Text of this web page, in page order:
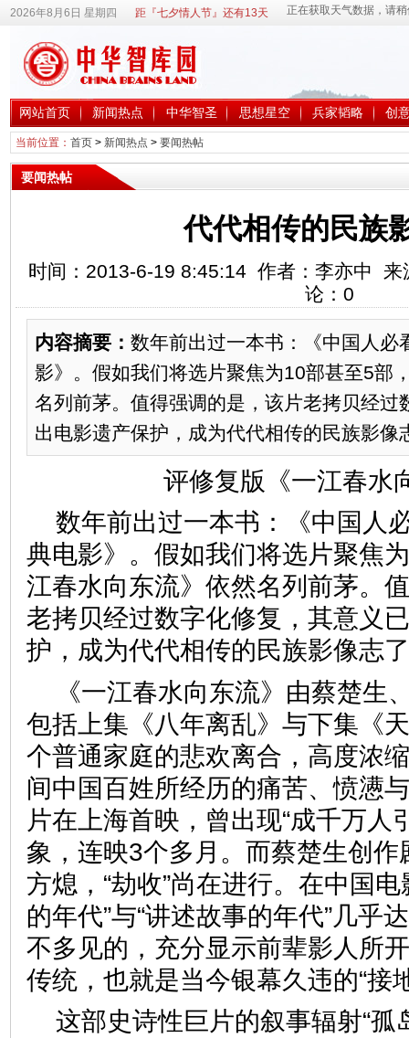
2026年8月6日 星期四 距『七夕情人节』还有13天
网站首页 新闻热点 中华智圣 思想星空 兵家韬略 创
当前位置： 首页> 新闻热点 > 要闻热帖
要闻热帖
代代相传的民族
时间：2013-6-19 8:45:14 作者：李亦中
论： 0
内容摘要： 数年前出过一本书：《中国人必
影》。假如我们将选片聚焦为10部甚至5部
名列前茅。值得强调的是，该片老拷贝经过
出电影遗产保护，成为代代相传的民族影像
评修复版《一江春水
数年前出过一本书：《中国人
典电影》。假如我们将选片聚焦
江春水向东流》依然名列前茅。
老拷贝经过数字化修复，其意义
护，成为代代相传的民族影像
《一江春水向东流》由蔡楚生
包括上集《八年离乱》与下集《
个普通家庭的悲欢离合，高度浓
间中国百姓所经历的痛苦、愤懑
片在上海首映，曾出现“成千万人
象，连映3个多月。而蔡楚生创
方熄，“劫收”尚在进行。在中国
的年代”与“讲述故事的年代”几乎
不多见的，充分显示前辈影人所
传统，也就是当今银幕久违的
这部史诗性巨片的叙事辐射“孤